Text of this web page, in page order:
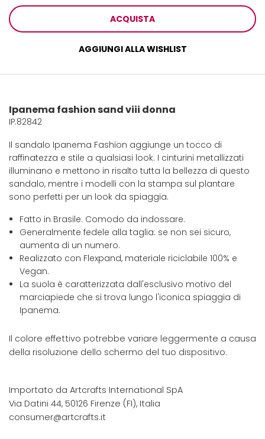
ACQUISTA
AGGIUNGI ALLA WISHLIST
Ipanema fashion sand viii donna
IP.82842
Il sandalo Ipanema Fashion aggiunge un tocco di
raffinatezza e stile a qualsiasi look. I cinturini metallizzati
illuminano e mettono in risalto tutta la bellezza di questo
sandalo, mentre i modelli con la stampa sul plantare
sono perfetti per un look da spiaggia.
Fatto in Brasile. Comodo da indossare.
Generalmente fedele alla taglia: se non sei sicuro,
aumenta di un numero.
Realizzato con Flexpand, materiale riciclabile 100% e
Vegan.
La suola è caratterizzata dall'esclusivo motivo del
marciapiede che si trova lungo l'iconica spiaggia di
Ipanema.
Il colore effettivo potrebbe variare leggermente a causa
della risoluzione dello schermo del tuo dispositivo.
Importato da Artcrafts International SpA
Via Datini 44, 50126 Firenze (FI), Italia
consumer@artcrafts.it